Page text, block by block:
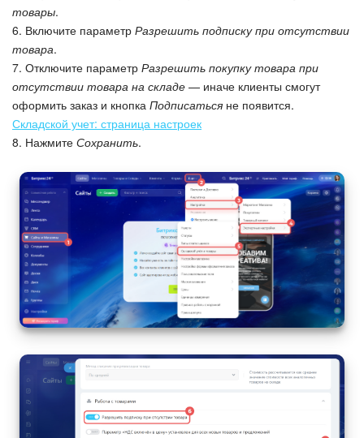
Центр продаж
Аналитика
BI Конструктор
Автоматизация
Интеграция 1С и Битрикс24
Сотрудники
Бизнес-процессы
Маркетплейс
Настройки
Виджет сотрудника
товары.
6. Включите параметр Разрешить подписку при отсутствии
товара.
7. Отключите параметр Разрешить покупку товара при
отсутствии товара на складе — иначе клиенты смогут
оформить заказ и кнопка Подписаться не появится.
Складской учет: страница настроек
8. Нажмите Сохранить.